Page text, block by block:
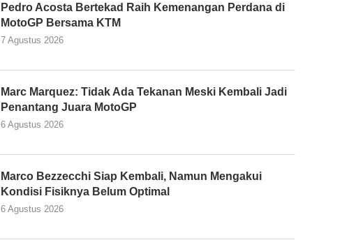
Pedro Acosta Bertekad Raih Kemenangan Perdana di
MotoGP Bersama KTM
7 Agustus 2026
Marc Marquez: Tidak Ada Tekanan Meski Kembali Jadi
Penantang Juara MotoGP
6 Agustus 2026
Marco Bezzecchi Siap Kembali, Namun Mengakui
Kondisi Fisiknya Belum Optimal
6 Agustus 2026